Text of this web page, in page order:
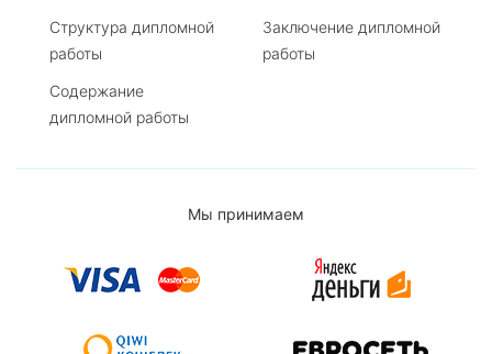
Структура дипломной
работы
Содержание
дипломной работы
Заключение дипломной
работы
Мы принимаем